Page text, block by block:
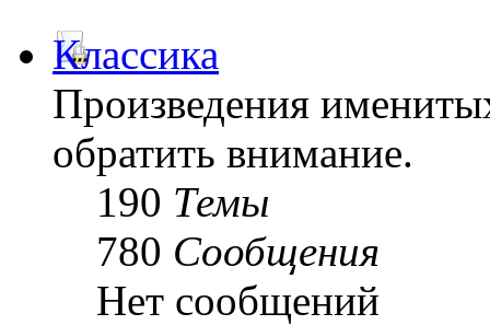
Классика
Произведения
обратить внимание.
190 Темы
780 Сообщения
Нет сообщений